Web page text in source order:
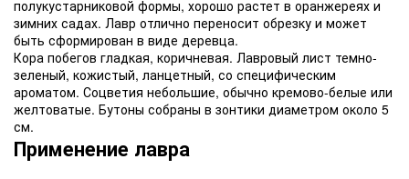
полукустарниковой формы, хорошо растет в оранжереях и
зимних садах. Лавр отлично переносит обрезку и может
быть сформирован в виде деревца.
Кора побегов гладкая, коричневая. Лавровый лист темно-
зеленый, кожистый, ланцетный, со специфическим
ароматом. Соцветия небольшие, обычно кремово-белые или
желтоватые. Бутоны собраны в зонтики диаметром около 5
см.
Применение лавра